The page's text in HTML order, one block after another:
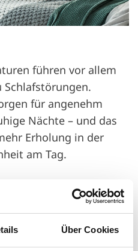
Über Cookies
führen vor allem
Schlafstörungen.
für angenehm
Nächte – und das
Erholung in der
am Tag.
mit einer